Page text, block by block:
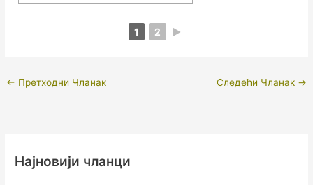
1 2 ►
← Претходни Чланак Следећи Чланак →
Најновији чланци